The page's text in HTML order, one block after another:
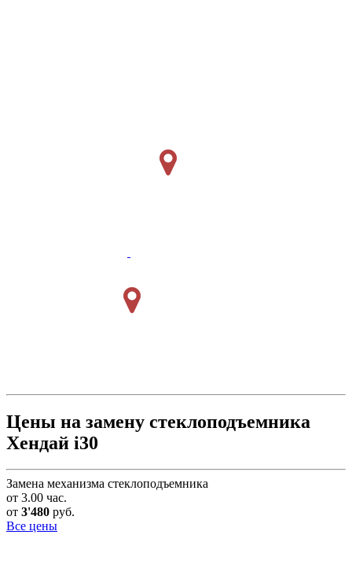
Цены на замену стеклоподъемника
Хендай i30
Замена механизма стеклоподъемника
от 3.00 час.
от 3'480 руб.
Все цены